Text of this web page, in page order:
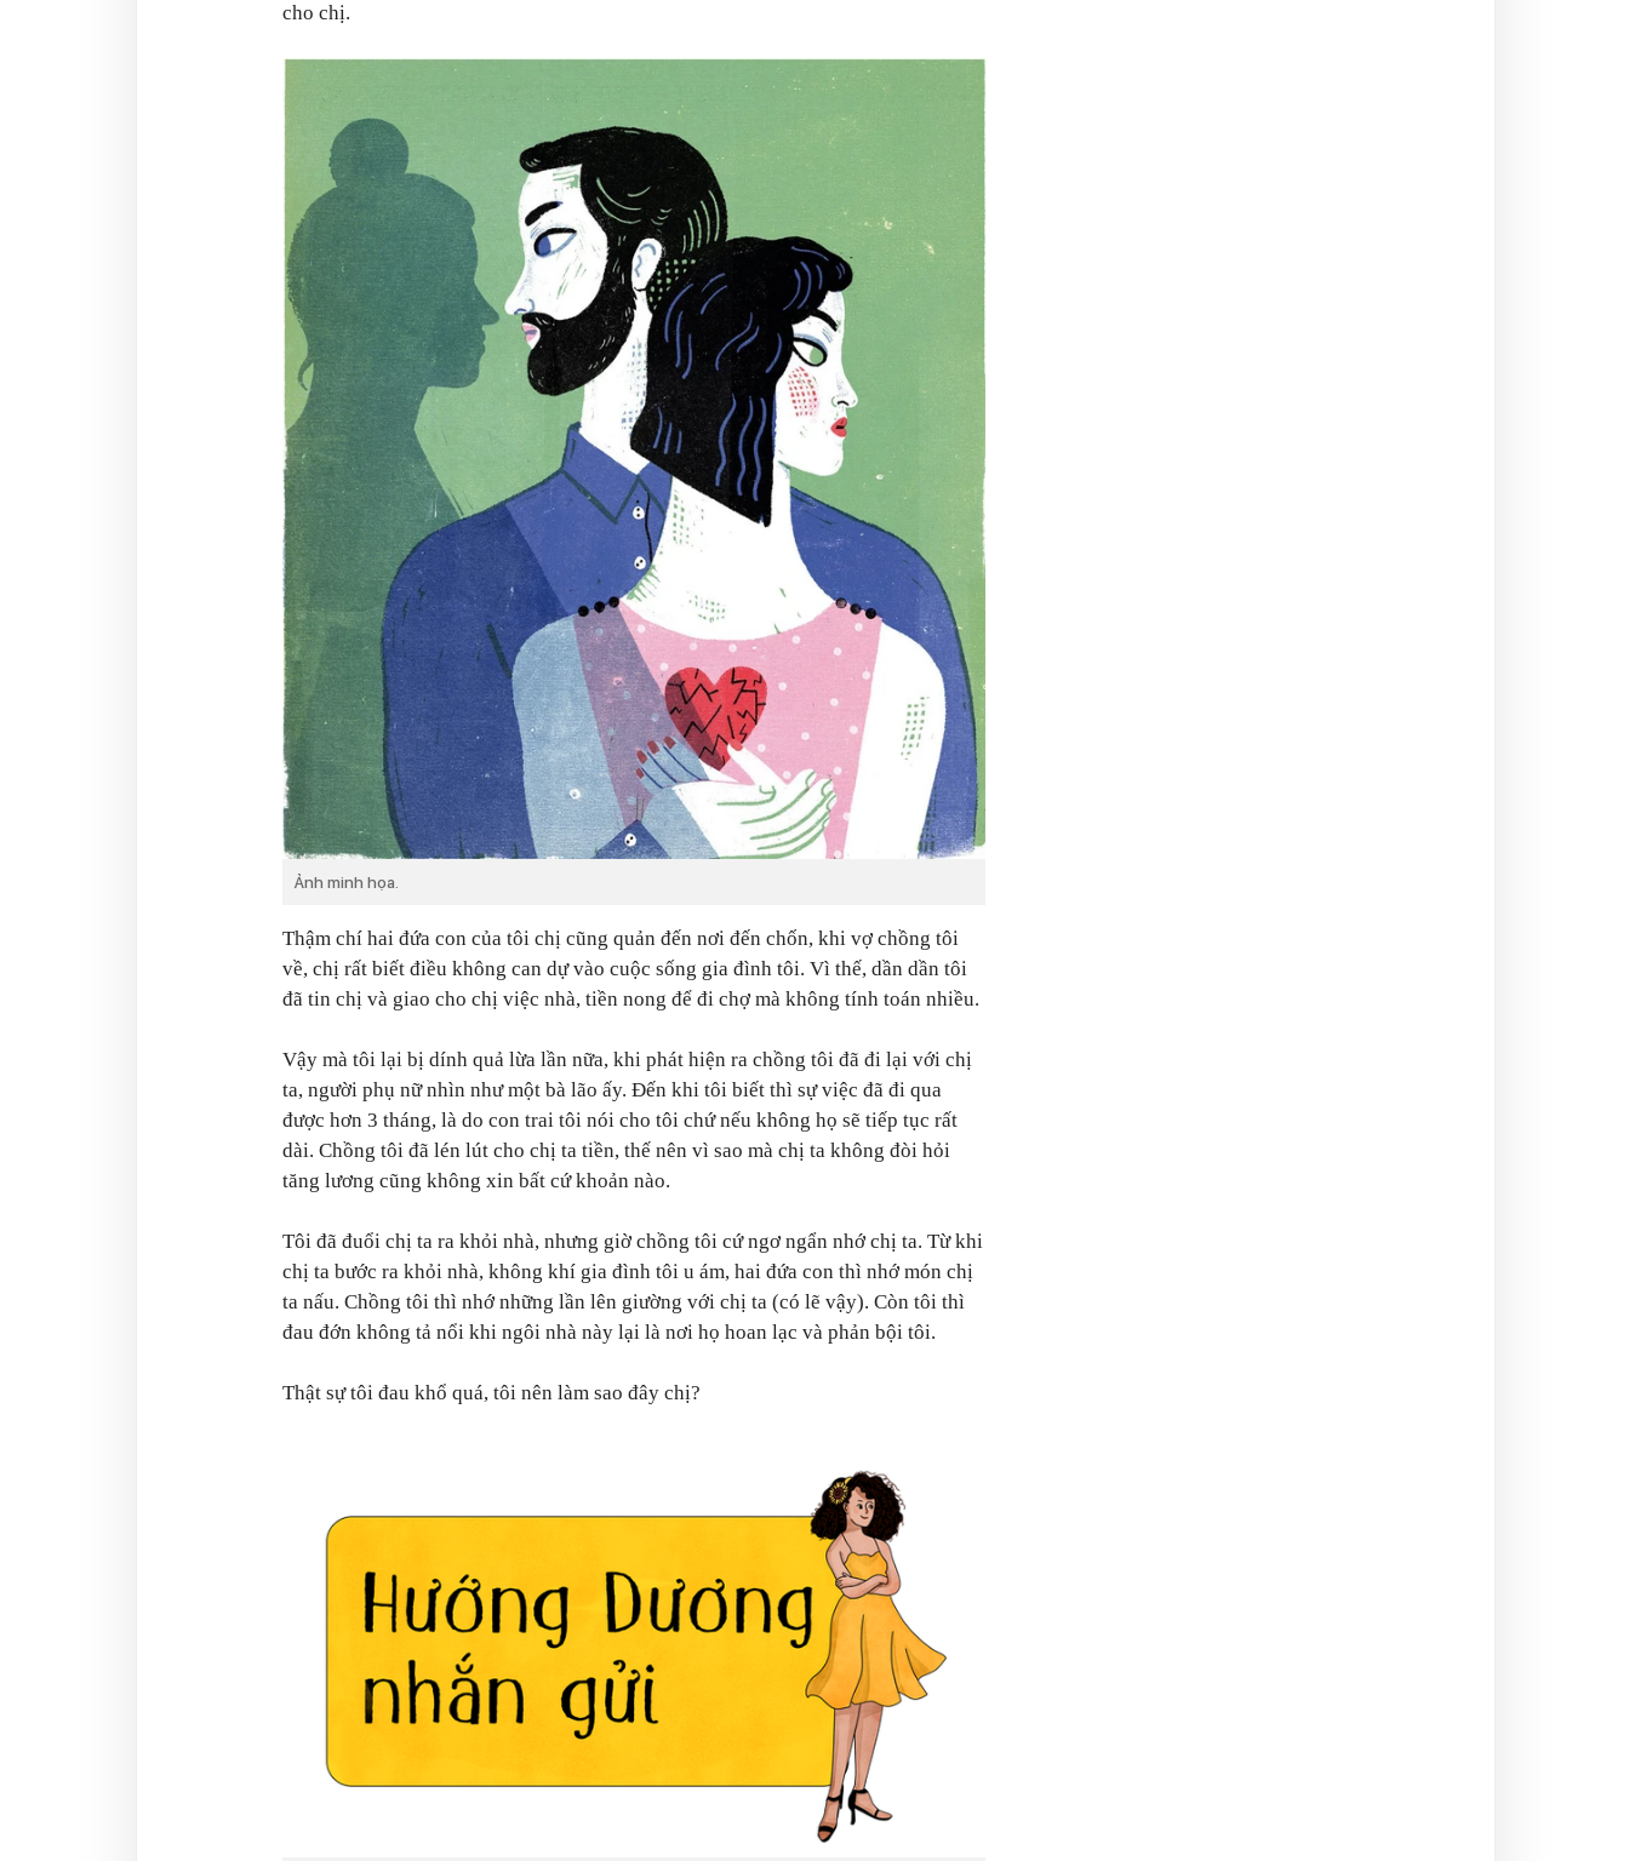
cho chị.
Ảnh minh họa.
Thậm chí hai đứa con của tôi chị cũng quản đến nơi đến chốn, khi vợ chồng tôi
về, chị rất biết điều không can dự vào cuộc sống gia đình tôi. Vì thế, dần dần tôi
đã tin chị và giao cho chị việc nhà, tiền nong để đi chợ mà không tính toán nhiều.
Vậy mà tôi lại bị dính quả lừa lần nữa, khi phát hiện ra chồng tôi đã đi lại với chị
ta, người phụ nữ nhìn như một bà lão ấy. Đến khi tôi biết thì sự việc đã đi qua
được hơn 3 tháng, là do con trai tôi nói cho tôi chứ nếu không họ sẽ tiếp tục rất
dài. Chồng tôi đã lén lút cho chị ta tiền, thế nên vì sao mà chị ta không đòi hỏi
tăng lương cũng không xin bất cứ khoản nào.
Tôi đã đuổi chị ta ra khỏi nhà, nhưng giờ chồng tôi cứ ngơ ngẩn nhớ chị ta. Từ khi
chị ta bước ra khỏi nhà, không khí gia đình tôi u ám, hai đứa con thì nhớ món chị
ta nấu. Chồng tôi thì nhớ những lần lên giường với chị ta (có lẽ vậy). Còn tôi thì
đau đớn không tả nổi khi ngôi nhà này lại là nơi họ hoan lạc và phản bội tôi.
Thật sự tôi đau khổ quá, tôi nên làm sao đây chị?